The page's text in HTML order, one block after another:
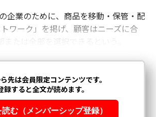
企業のために、商品を移動・保管・配
ワーク」を掲げ、顧客はニーズに合